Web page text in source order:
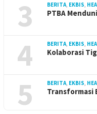
3 BERITA, EKBIS,
PTBA
4 BERITA, EKBIS,
Kolaborasi
5 BERITA, EKBIS,
Transformasi